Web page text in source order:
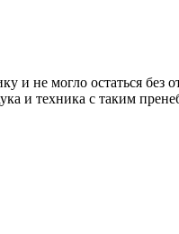
не могло остаться без
и техника с таким